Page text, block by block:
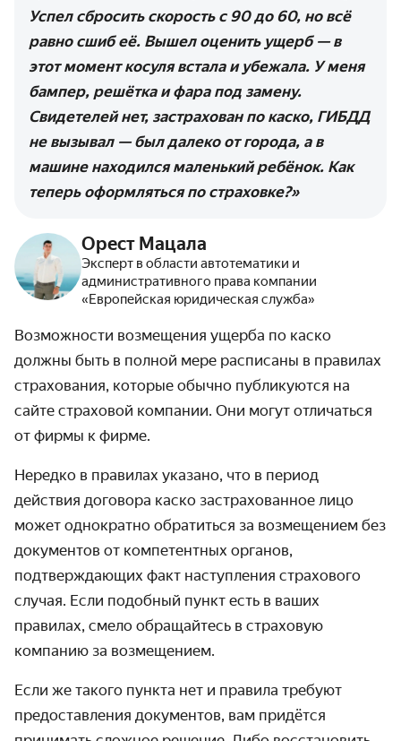
Успел сбросить скорость с 90 до 60, но всё
равно сшиб её. Вышел оценить ущерб — в
этот момент косуля встала и убежала. У меня
бампер, решётка и фара под замену.
Свидетелей нет, застрахован по каско, ГИБДД
не вызывал — был далеко от города, а в
машине находился маленький ребёнок. Как
теперь оформляться по страховке?»
Орест Мацала
Эксперт в области автотематики и
административного права компании
«Европейская юридическая служба»
Возможности возмещения ущерба по каско
должны быть в полной мере расписаны в правилах
страхования, которые обычно публикуются на
сайте страховой компании. Они могут отличаться
от фирмы к фирме.
Нередко в правилах указано, что в период
действия договора каско застрахованное лицо
может однократно обратиться за возмещением без
документов от компетентных органов,
подтверждающих факт наступления страхового
случая. Если подобный пункт есть в ваших
правилах, смело обращайтесь в страховую
компанию за возмещением.
Если же такого пункта нет и правила требуют
предоставления документов, вам придётся